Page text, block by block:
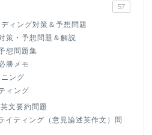
57
ィング対策＆予想問題
策・予想問題＆解説
想問題集
勝メモ
ング
ィング
文要約問題
イティング（意見論述英作文）問